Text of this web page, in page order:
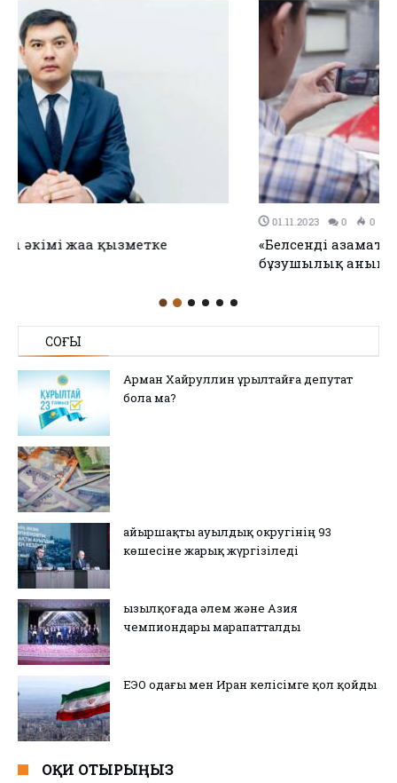
«Белсенді азаматтар» чаты арқылы күніне 15 заң
СОҢҒЫ
Арман Хайруллин Құрылтайға депутат
бола ма?
Қайыршақты ауылдық округінің 93
көшесіне жарық жүргізіледі
Қызылқоғада әлем және Азия
чемпиондары марапатталды
ЕЭО одағы мен Иран келісімге қол қойды
ОҚИ ОТЫРЫҢЫЗ